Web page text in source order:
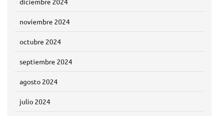
noviembre 2024
octubre 2024
septiembre 2024
agosto 2024
julio 2024